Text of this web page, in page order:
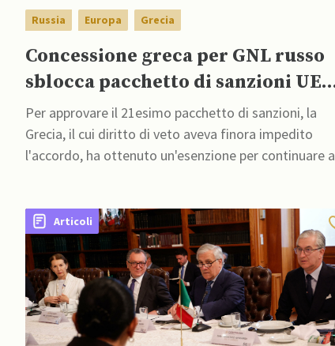
Russia Europa Grecia
Concessione greca per GNL russo
sblocca pacchetto di sanzioni UE
contro Mosca
Per approvare il 21esimo pacchetto di sanzioni, la
Grecia, il cui diritto di veto aveva finora impedito
l'accordo, ha ottenuto un'esenzione per continuare a
Articoli